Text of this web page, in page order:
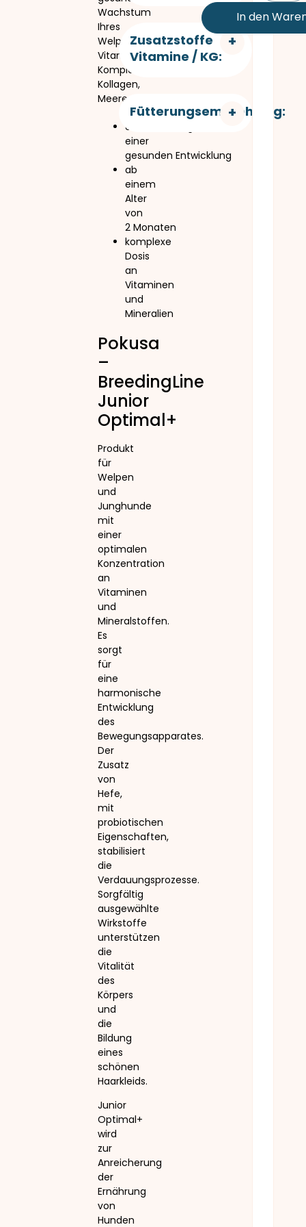
Wachstum
Ihres
Welpen.
Vitamin-
Komplex,
Kollagen,
Meeresalgen!
Unterstützung
einer
gesunden Entwicklung
ab
einem
Alter
von
2 Monaten
komplexe
Dosis
an
Vitaminen
und
Mineralien
Pokusa
–
BreedingLine
Junior
Optimal+
Produkt
für
Welpen
und
Junghunde
mit
einer
optimalen
Konzentration
an
Vitaminen
und
Mineralstoffen.
Es
sorgt
für
eine
harmonische
Entwicklung
des
Bewegungsapparates.
Der
Zusatz
von
Hefe,
mit
probiotischen
Eigenschaften,
stabilisiert
die
Verdauungsprozesse.
Sorgfältig
ausgewählte
Wirkstoffe
unterstützen
die
Vitalität
des
Körpers
und
die
Bildung
eines
schönen
Haarkleids.
Junior
Optimal+
wird
zur
Anreicherung
der
Ernährung
von
Hunden
Zusatzstoffe
Vitamine / KG:
Fütterungsempfehlung:
In den